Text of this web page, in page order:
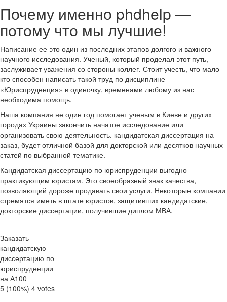
Почему именно phdhelp —
потому что мы лучшие!
Написание ее это один из последних этапов долгого и важного
научного исследования. Ученый, который проделал этот путь,
заслуживает уважения со стороны коллег. Стоит учесть, что мало
кто способен написать такой труд по дисциплине
«Юриспруденция» в одиночку, временами любому из нас
необходима помощь.
Наша компания не один год помогает ученым в Киеве и других
городах Украины закончить начатое исследование или
организовать свою деятельность. кандидатская диссертация на
заказ, будет отличной базой для докторской или десятков научных
статей по выбранной тематике.
Кандидатская диссертацию по юриспруденции выгодно
практикующим юристам. Это своеобразный знак качества,
позволяющий дороже продавать свои услуги. Некоторые компании
стремятся иметь в штате юристов, защитивших кандидатские,
докторские диссертации, получившие диплом МВА.
Заказать
кандидатскую
диссертацию по
юриспруденции
на А100
5 (100%) 4 votes